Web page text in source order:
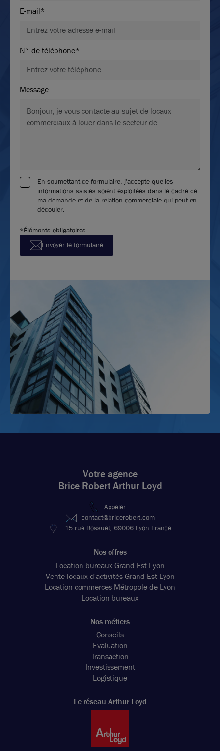
E-mail*
N° de téléphone*
Message
En soumettant ce formulaire, j'accepte que les
informations saisies soient exploitées dans le cadre de
ma demande et de la relation commerciale qui peut en
découler.
*Éléments obligatoires
Envoyer le formulaire
Votre agence
Brice Robert Arthur Loyd
Appeler
contact@bricerobert.com
15 rue Bossuet, 69006 Lyon France
Nos offres
Location bureaux Grand Est Lyon
Vente locaux d'activités Grand Est Lyon
Location commerces Métropole de Lyon
Location bureaux
Nos métiers
Conseils
Evaluation
Transaction
Investissement
Logistique
Le réseau Arthur Loyd